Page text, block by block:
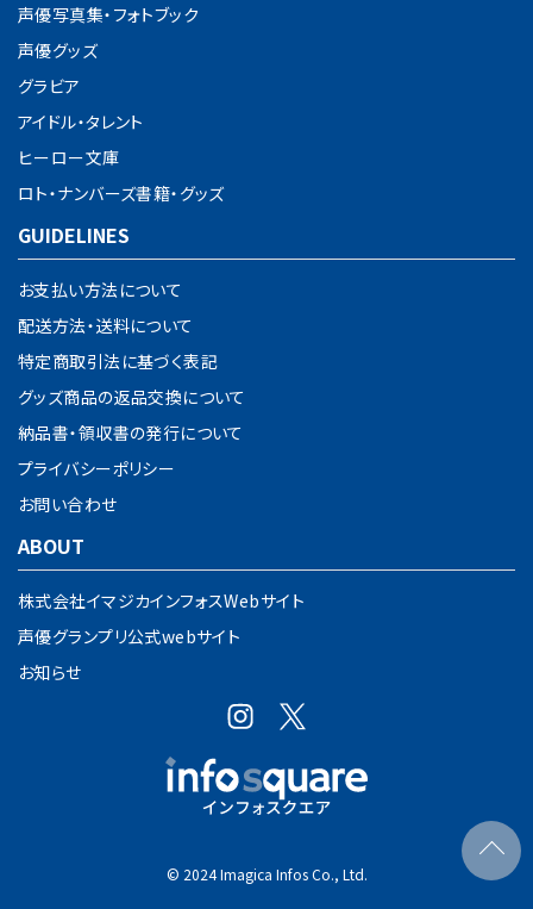
声優写真集・フォトブック
声優グッズ
グラビア
アイドル・タレント
ヒーロー文庫
ロト・ナンバーズ書籍・グッズ
GUIDELINES
お支払い方法について
配送方法・送料について
特定商取引法に基づく表記
グッズ商品の返品交換について
納品書・領収書の発行について
プライバシーポリシー
お問い合わせ
ABOUT
株式会社イマジカインフォスWebサイト
声優グランプリ公式webサイト
お知らせ
© 2024 Imagica Infos Co., Ltd.